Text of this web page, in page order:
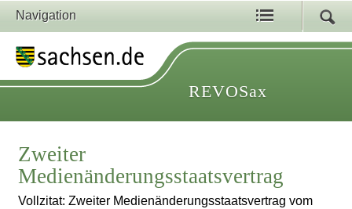
Navigation
REVOSax
Zweiter
Medienänderungsstaatsvertrag
Vollzitat: Zweiter Medienänderungsstaatsvertrag vom